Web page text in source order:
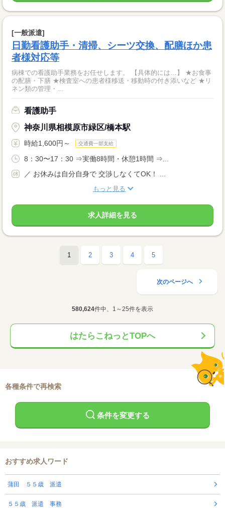
[一般派遣]
日勤看護助手・清掃、シーツ交換、配膳ほか患
者様対応等
病棟での看護助手業務をお任せします。 【具体的には…】 ★お食事
の配膳・下膳 ★検査室への患者様移送・移動時の付き添いなど ★リ
ネン類の管理・...
看護助手
神奈川県相模原市緑区/橋本駅
時給1,600円～ 交通費一部支給
8：30〜17：30 ⇒実働8時間・休憩1時間 ⇒...
／ お休みは自分自身で 交渉しなくてOK！ ...
もっと見る
求人詳細を見る
1 2 3 4 5
次のページへ
580,624件中、1～25件を表示
はたらこねっとTOPへ
各種条件で再検索
条件を変更する
おすすめ求人ワード
蒲田 ５５歳 派遣
５５歳 派遣 事務